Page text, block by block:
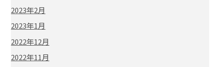
2023年2月
2023年1月
2022年12月
2022年11月